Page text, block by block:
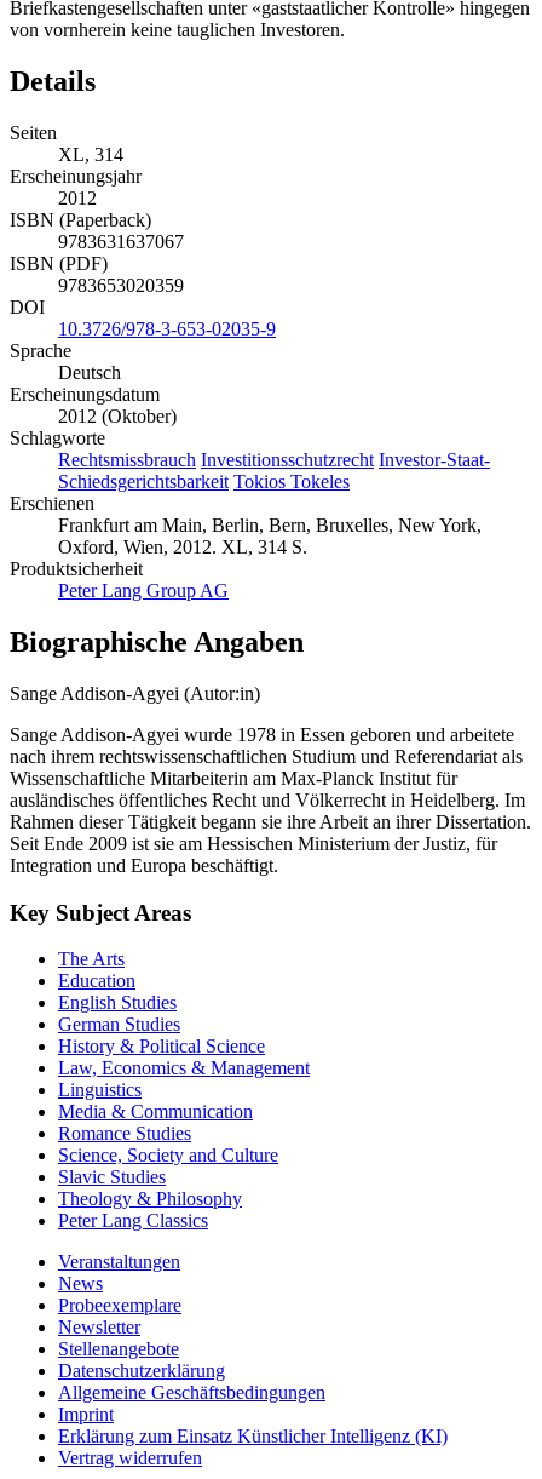
verweigern. Gemäß der ICSID Convention sind
Briefkastengesellschaften unter «gaststaatlicher Kontrolle» hingegen
XL, 314
Erscheinungsjahr
2012
ISBN (Paperback)
9783631637067
ISBN (PDF)
10.3726/978-3-653-02035-9
Sprache
Deutsch
Erscheinungsdatum
2012 (Oktober)
Schlagworte
Rechtsmissbrauch Investitionsschutzrecht
Schiedsgerichtsbarkeit
Erschienen
Frankfurt am Main, Berlin, Bern, Bruxelles, New York,
Oxford, Wien, 2012. XL, 314 S.
Produktsicherheit
Biographische Angaben
Sange Addison-Agyei wurde 1978 in Essen geboren und arbeitete
nach ihrem rechtswissenschaftlichen Studium und Referendariat als
Wissenschaftliche Mitarbeiterin am Max-Planck Institut für
ausländisches öffentliches Recht und Völkerrecht in Heidelberg. Im
Rahmen dieser Tätigkeit begann sie ihre Arbeit an ihrer Dissertation.
Seit Ende 2009 ist sie am Hessischen Ministerium der Justiz, für
Key Subject Areas
The Arts
Education
English Studies
German Studies
History & Political Science
Law, Economics & Management
Linguistics
Media & Communication
Romance Studies
Science, Society and Culture
Slavic Studies
Theology & Philosophy
Veranstaltungen
News
Probeexemplare
Newsletter
Stellenangebote
Datenschutzerklärung
Allgemeine Geschäftsbedingungen
Imprint
Erklärung zum Einsatz Künstlicher Intelligenz (KI)